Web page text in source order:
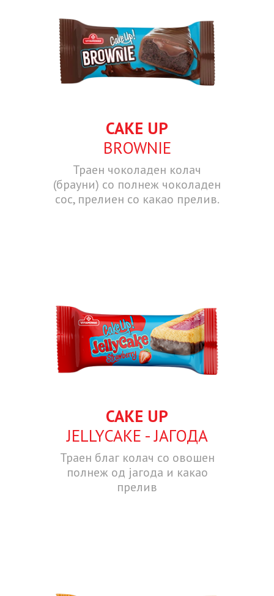
CAKE UP
BROWNIE
Траен чоколаден колач
(брауни) со полнеж чоколаден
сос, прелиен со какао прелив.
CAKE UP
JELLYCAKE - ЈАГОДА
Траен благ колач со овошен
полнеж од јагода и какао
прелив